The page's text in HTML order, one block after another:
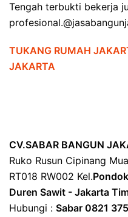
Tengah terbukti bekerja
TUKANG RUMAH
JAKARTA
CV.SABAR BANGUN
Ruko Rusun Cipinang
RT018 RW002 Kel.
Duren Sawit - Jakarta
Hubungi : Sabar 0821